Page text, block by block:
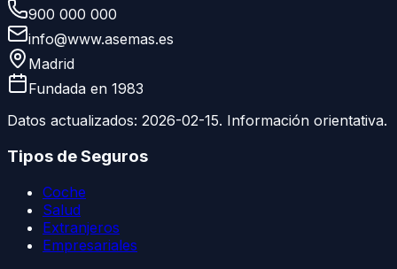
900 000 000
info@www.asemas.es
Madrid
Fundada en 1983
Datos actualizados: 2026-02-15. Información orientativa.
Tipos de Seguros
Coche
Salud
Extranjeros
Empresariales